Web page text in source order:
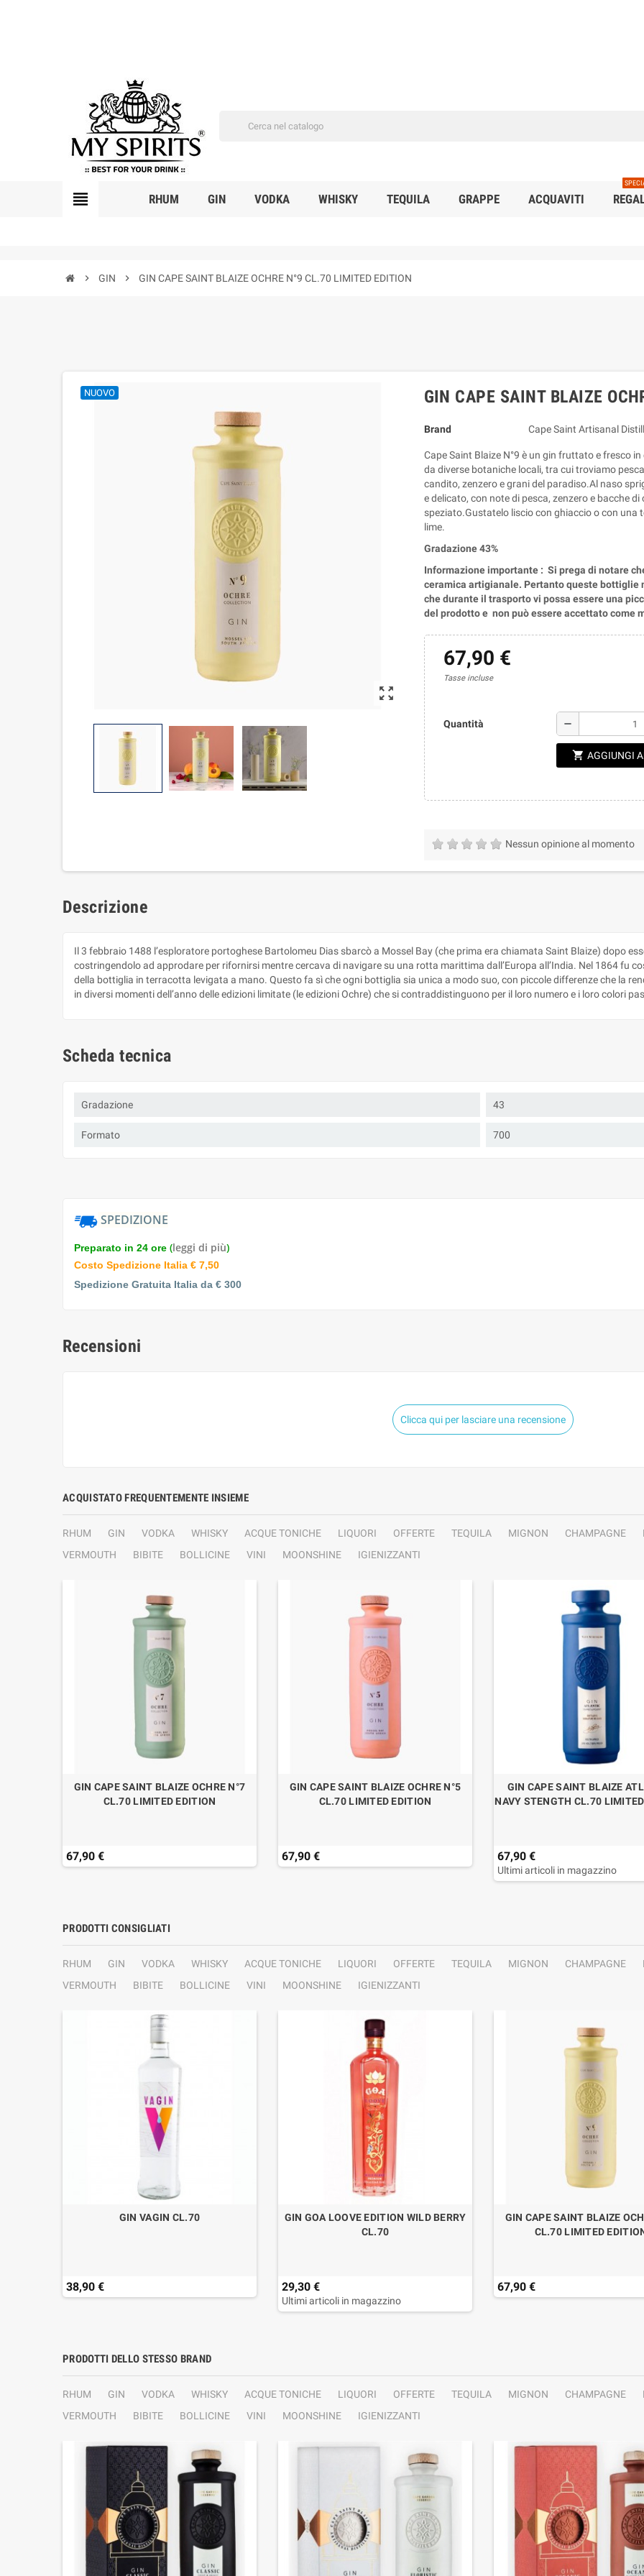
view_headline RHUM GIN VODKA WHISKY TEQUILA GRAPPE ACQUAVITI
chevron_right GIN chevron_right GIN CAPE SAINT BLAIZE OCHRE N°9 CL.70 LIMITED EDITION
zoom_out_map
NUOVO GIN CAPE SAINT BLAIZE
Brand Cape Saint Artisanal
Cape Saint Blaize N°9 è un gin fruttato e fresco
da diverse botaniche locali, tra cui troviamo
candito, zenzero e grani del paradiso.Al naso
e delicato, con note di pesca, zenzero e bacche
speziato.Gustatelo liscio con ghiaccio o con una
lime.
Gradazione 43%
Informazione importante : Si prega di notare
ceramica artigianale. Pertanto queste bottiglie
che durante il trasporto vi possa essere una
del prodotto e non può essere accettato come
67,90 €
Tasse incluse
Quantità remove
shopping_cart AGGIUNGI
Nessun opinione al momento
Descrizione
Il 3 febbraio 1488 l’esploratore portoghese Bartolomeu Dias sbarcò a Mossel Bay (che prima era chiamata Saint Blaize) dopo
costringendolo ad approdare per rifornirsi mentre cercava di navigare su una rotta marittima dall’Europa all’India. Nel 1864 fu
della bottiglia in terracotta levigata a mano. Questo fa sì che ogni bottiglia sia unica a modo suo, con piccole differenze che la
in diversi momenti dell’anno delle edizioni limitate (le edizioni Ochre) che si contraddistinguono per il loro numero e i loro colori
Scheda tecnica
Gradazione 43
Formato 700
SPEDIZIONE
Preparato in 24 ore (leggi di più)
Costo Spedizione Italia € 7,50
Spedizione Gratuita Italia da € 300
Recensioni
Clicca qui per lasciare una recensione
ACQUISTATO FREQUENTEMENTE INSIEME
RHUM GIN VODKA WHISKY ACQUE TONICHE LIQUORI OFFERTE TEQUILA MIGNON CHAMPAGNE
VERMOUTH
BIBITE BOLLICINE VINI MOONSHINE IGIENIZZANTI
GIN CAPE SAINT BLAIZE OCHRE N°7
CL.70 LIMITED EDITION
67,90 €
GIN CAPE SAINT BLAIZE OCHRE N°5
CL.70 LIMITED EDITION
67,90 €
GIN CAPE SAINT BLAIZE
NAVY STENGTH CL.70
67,90 €
Ultimi articoli in magazzino
PRODOTTI CONSIGLIATI
RHUM GIN VODKA WHISKY ACQUE TONICHE LIQUORI OFFERTE TEQUILA MIGNON CHAMPAGNE
VERMOUTH
BIBITE BOLLICINE VINI MOONSHINE IGIENIZZANTI
GIN VAGIN CL.70
38,90 €
GIN GOA LOOVE EDITION WILD BERRY
CL.70
29,30 €
Ultimi articoli in magazzino
GIN CAPE SAINT BLAIZE
CL.70 LIMITED
67,90 €
PRODOTTI DELLO STESSO BRAND
RHUM GIN VODKA WHISKY ACQUE TONICHE LIQUORI OFFERTE TEQUILA MIGNON CHAMPAGNE
VERMOUTH
BIBITE BOLLICINE VINI MOONSHINE IGIENIZZANTI